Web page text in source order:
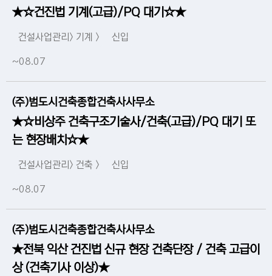
★☆건진법 기계(고급)/PQ 대기☆★
건설사업관리> 기계 > 신입
~08.07
(주)범도시건축종합건축사사무소
★☆비상주 건축구조기술사/건축(고급)/PQ 대기 또
는 현장배치☆★
건설사업관리> 건축 > 신입
~08.07
(주)범도시건축종합건축사사무소
★전북 익산 건진법 신규 현장 건축단장 / 건축 고급이
상 (건축기사 이상)★